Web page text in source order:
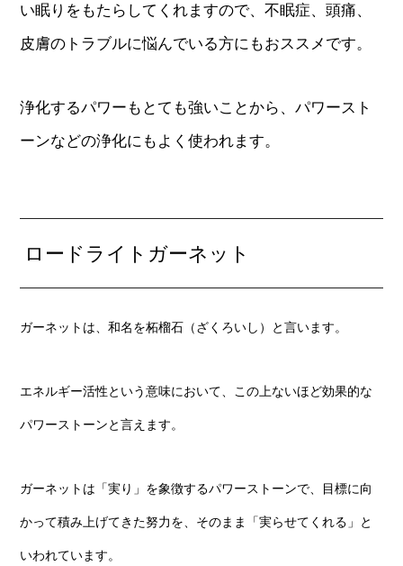
い眠りをもたらしてくれますので、不眠症、頭痛、
皮膚のトラブルに悩んでいる方にもおススメです。
浄化するパワーもとても強いことから、パワースト
ーンなどの浄化にもよく使われます。
ロードライトガーネット
ガーネットは、和名を柘榴石（ざくろいし）と言います。
エネルギー活性という意味において、この上ないほど効果的な
パワーストーンと言えます。
ガーネットは「実り」を象徴するパワーストーンで、目標に向
かって積み上げてきた努力を、そのまま「実らせてくれる」と
いわれています。